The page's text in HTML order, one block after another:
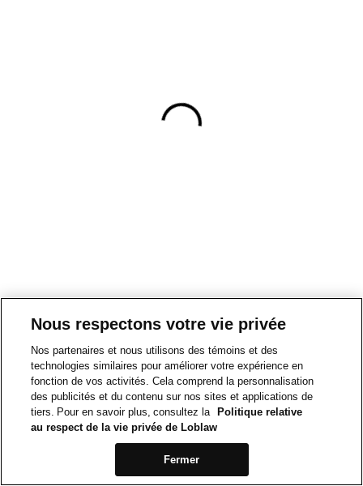
Nous respectons votre vie privée
Nos partenaires et nous utilisons des témoins et des
technologies similaires pour améliorer votre expérience en
fonction de vos activités. Cela comprend la personnalisation
des publicités et du contenu sur nos sites et applications de
tiers. Pour en savoir plus, consultez la
Politique relative
au respect de la vie privée de Loblaw
Fermer